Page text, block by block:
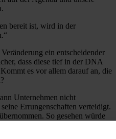
bereit ist, wird in der
ein entscheidender
dass diese tief in der DNA
es vor allem darauf an, die
Unternehmen nicht
Errungenschaften verteidigt.
So gesehen würde
voranzubringen,
ist. Wer